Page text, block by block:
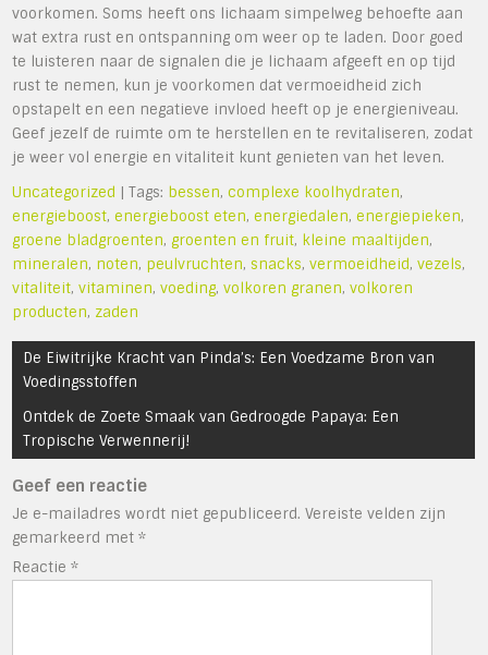
voorkomen. Soms heeft ons lichaam simpelweg behoefte aan
wat extra rust en ontspanning om weer op te laden. Door goed
te luisteren naar de signalen die je lichaam afgeeft en op tijd
rust te nemen, kun je voorkomen dat vermoeidheid zich
opstapelt en een negatieve invloed heeft op je energieniveau.
Geef jezelf de ruimte om te herstellen en te revitaliseren, zodat
je weer vol energie en vitaliteit kunt genieten van het leven.
Uncategorized | Tags: bessen,complexe koolhydraten,
energieboost,energieboost eten,energiedalen,energiepieken,
groene bladgroenten,groenten en fruit, kleine maaltijden,
mineralen, noten, peulvruchten,snacks,vermoeidheid,vezels,
vitaliteit,vitaminen,voeding,volkoren granen,volkoren
producten, zaden
Bericht
navigatie
De Eiwitrijke Kracht van Pinda’s: Een Voedzame Bron van
Voedingsstoffen
Ontdek de Zoete Smaak van Gedroogde Papaya: Een
Tropische Verwennerij!
Geef een reactie
Je e-mailadres wordt niet gepubliceerd. Vereiste velden zijn
gemarkeerd met*
Reactie*